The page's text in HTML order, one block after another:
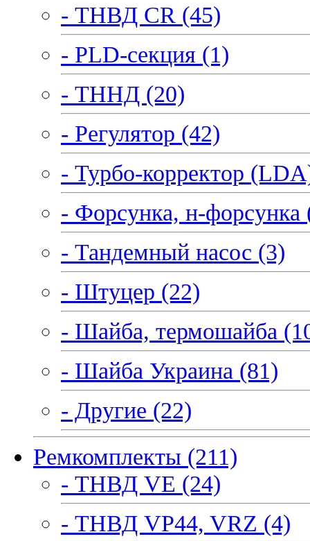
- ТНВД CR (45)
- PLD-секция (1)
- ТННД (20)
- Регулятор (42)
- Турбо-корректор
- Форсунка, н-форсунка
- Тандемный насос (3)
- Штуцер (22)
- Шайба, термошайба
- Шайба Украина (81)
- Другие (22)
Ремкомплекты (211)
- ТНВД VE (24)
- ТНВД VP44, VRZ (4)